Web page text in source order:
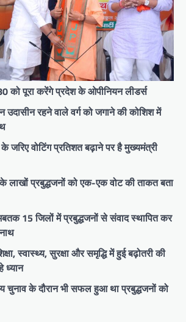
को पूरा करेंगे प्रदेश के ओपीनियन लीडर्स
उदासीन रहने वाले वर्ग को जगाने की कोशिश में
के जरिए वोटिंग प्रतिशत बढ़ाने पर है मुख्यमंत्री
लाखों प्रबुद्धजनों को एक-एक वोट की ताकत बता
15 जिलों में प्रबुद्धजनों से संवाद स्थापित कर
स्वास्थ्य, सुरक्षा और समृद्धि में हुई बढ़ोतरी की
ध्यान
चुनाव के दौरान भी सफल हुआ था प्रबुद्धजनों को